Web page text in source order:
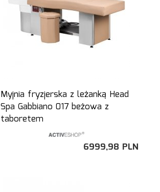
Myjnia fryzjerska z leżanką Head
Spa Gabbiano 017 beżowa z
taboretem
6999,98 PLN